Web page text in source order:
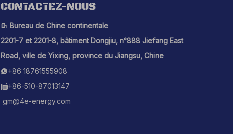
CONTACTEZ-NOUS
 Bureau de Chine continentale
2201-7 et 2201-8, bâtiment Dongjiu, n°888 Jiefang East
Road, ville de Yixing, province du Jiangsu, Chine
+86 18761555908
+86-510-87013147
gm@4e-energy.com